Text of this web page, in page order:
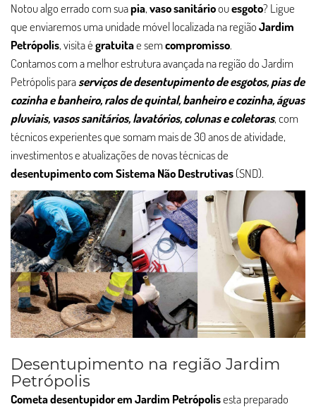
Notou algo errado com suapia,vaso sanitárioouesgoto? Ligue
que enviaremos uma unidade móvel localizada na regiãoJardim
Petrópolis, visita égratuitae semcompromisso.
Contamos com a melhor estrutura avançada na região do Jardim
Petrópolis paraserviços de desentupimento de esgotos, pias de
cozinha e banheiro, ralos de quintal, banheiro e cozinha, águas
pluviais, vasos sanitários, lavatórios, colunas e coletoras, com
técnicos experientes que somam mais de 30 anos de atividade,
investimentos e atualizações de novas técnicas de
desentupimento com Sistema Não Destrutivas(SND).
Desentupimento na região Jardim
Petrópolis
Cometa desentupidor em Jardim Petrópolisesta preparado